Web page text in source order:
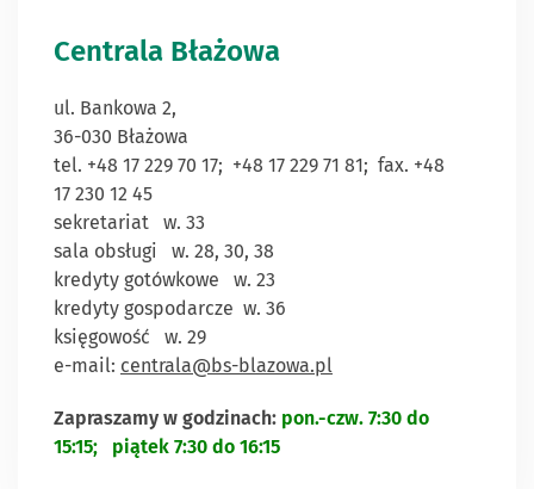
Centrala Błażowa
ul. Bankowa 2,
36-030 Błażowa
tel. +48 17 229 70 17; +48 17 229 71 81; fax. +48
17 230 12 45
sekretariat w. 33
sala obsługi w. 28, 30, 38
kredyty gotówkowe w. 23
kredyty gospodarcze w. 36
księgowość w. 29
e-mail: centrala@bs-blazowa.pl
Zapraszamy w godzinach: pon.-czw. 7:30 do
15:15; piątek 7:30 do 16:15